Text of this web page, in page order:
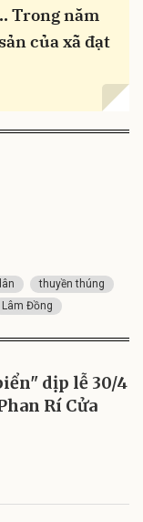
Trong năm
của xã đạt
thuyền thúng
Lâm Đồng
dịp lễ 30/4
Rí Cửa